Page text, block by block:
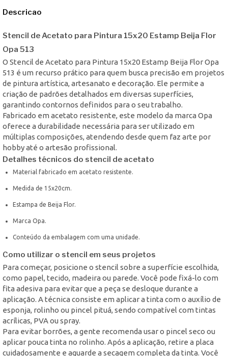
Descricao
Stencil de Acetato para Pintura 15x20 Estamp Beija Flor
Opa 513
O Stencil de Acetato para Pintura 15x20 Estamp Beija Flor Opa
513 é um recurso prático para quem busca precisão em projetos
de pintura artística, artesanato e decoração. Ele permite a
criação de padrões detalhados em diversas superfícies,
garantindo contornos definidos para o seu trabalho.
Fabricado em acetato resistente, este modelo da marca Opa
oferece a durabilidade necessária para ser utilizado em
múltiplas composições, atendendo desde quem faz arte por
hobby até o artesão profissional.
Detalhes técnicos do stencil de acetato
Material fabricado em acetato resistente.
Medida de 15x20cm.
Estampa de Beija Flor.
Marca Opa.
Conteúdo da embalagem com uma unidade.
Como utilizar o stencil em seus projetos
Para começar, posicione o stencil sobre a superfície escolhida,
como papel, tecido, madeira ou parede. Você pode fixá-lo com
fita adesiva para evitar que a peça se desloque durante a
aplicação. A técnica consiste em aplicar a tinta com o auxílio de
esponja, rolinho ou pincel pituá, sendo compatível com tintas
acrílicas, PVA ou spray.
Para evitar borrões, a gente recomenda usar o pincel seco ou
aplicar pouca tinta no rolinho. Após a aplicação, retire a placa
cuidadosamente e aguarde a secagem completa da tinta. Você